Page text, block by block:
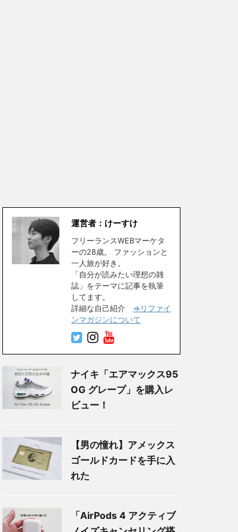
運営者：けーすけ
フリーランスWEBマーケタ
ーの28歳。 ファッションと
一人旅が好き。
「自分が読みたい理想の雑
誌」をテーマに記事を執筆
してます。
詳細な自己紹介 ⇒リファイ
ンマガジンについて
ナイキ「エアマックス95
OG グレープ」を購入レ
ビュー！
【男の憧れ】アメックス
ゴールドカードを手に入
れた
「AirPods 4 アクティブ